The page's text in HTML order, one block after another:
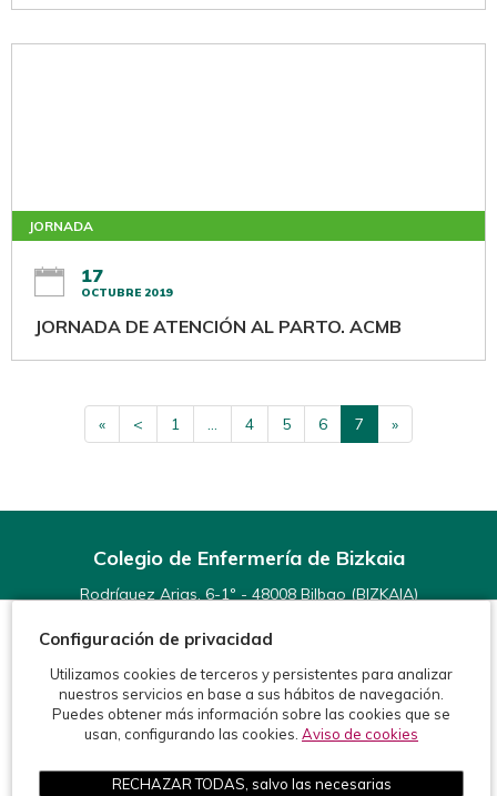
JORNADA
17
OCTUBRE 2019
JORNADA DE ATENCIÓN AL PARTO. ACMB
« < 1 ... 4 5 6 7 »
Colegio de Enfermería de Bizkaia
Rodríguez Arias, 6-1º - 48008 Bilbao (BIZKAIA)
Fax: 944 15 54 92
Configuración de privacidad
Utilizamos cookies de terceros y persistentes para analizar
nuestros servicios en base a sus hábitos de navegación.
Puedes obtener más información sobre las cookies que se
usan, configurando las cookies. Aviso de cookies
RECHAZAR TODAS, salvo las necesarias